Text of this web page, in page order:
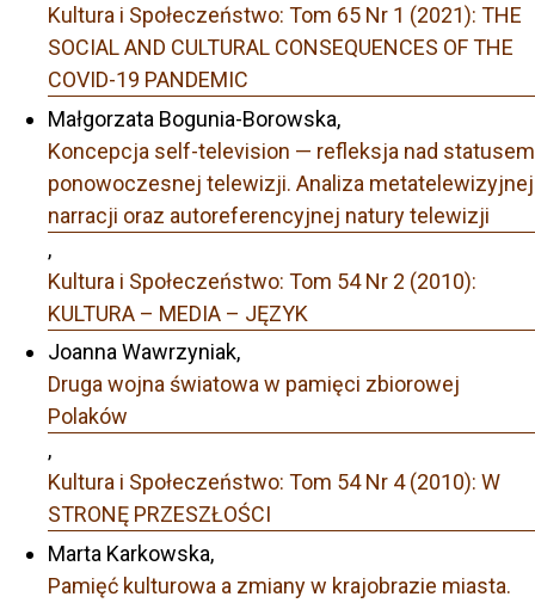
Kultura i Społeczeństwo: Tom 65 Nr 1 (2021): THE
SOCIAL AND CULTURAL CONSEQUENCES OF THE
COVID-19 PANDEMIC
Małgorzata Bogunia-Borowska,
Koncepcja self-television — refleksja nad statusem
ponowoczesnej telewizji. Analiza metatelewizyjnej
narracji oraz autoreferencyjnej natury telewizji
,
Kultura i Społeczeństwo: Tom 54 Nr 2 (2010):
KULTURA – MEDIA – JĘZYK
Joanna Wawrzyniak,
Druga wojna światowa w pamięci zbiorowej
Polaków
,
Kultura i Społeczeństwo: Tom 54 Nr 4 (2010): W
STRONĘ PRZESZŁOŚCI
Marta Karkowska,
Pamięć kulturowa a zmiany w krajobrazie miasta.